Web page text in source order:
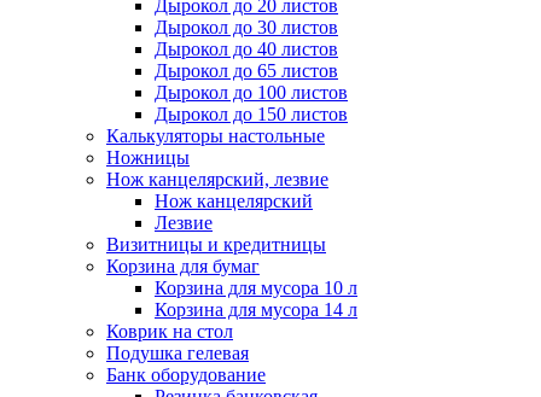
Дырокол до 20 листов
Дырокол до 30 листов
Дырокол до 40 листов
Дырокол до 65 листов
Дырокол до 100 листов
Дырокол до 150 листов
Калькуляторы настольные
Ножницы
Нож канцелярский, лезвие
Нож канцелярский
Лезвие
Визитницы и кредитницы
Корзина для бумаг
Корзина для мусора 10 л
Корзина для мусора 14 л
Коврик на стол
Подушка гелевая
Банк оборудование